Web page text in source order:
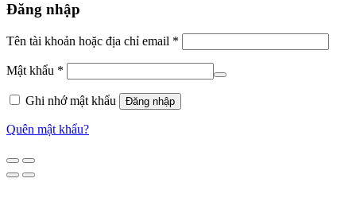
Đăng nhập
Tên tài khoản hoặc địa chỉ email *
Mật khẩu *
Ghi nhớ mật khẩu Đăng nhập
Quên mật khẩu?